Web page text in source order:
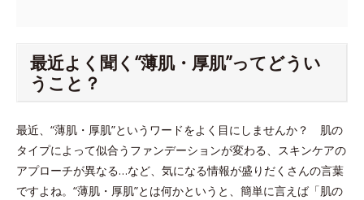
最近よく聞く“薄肌・厚肌”ってどうい
うこと？
最近、“薄肌・厚肌”というワードをよく目にしませんか？ 肌の
タイプによって似合うファンデーションが変わる、スキンケアの
アプローチが異なる…など、気になる情報が盛りだくさんの言葉
ですよね。“薄肌・厚肌”とは何かというと、簡単に言えば「肌の